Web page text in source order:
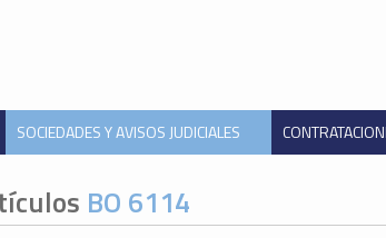
SOCIEDADES Y AVISOS JUDICIALES
BO 6114